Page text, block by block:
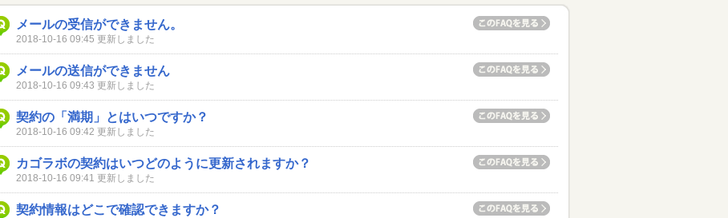
メールの受信ができません。
2018-10-16 09:45 更新しました
メールの送信ができません
2018-10-16 09:43 更新しました
契約の「満期」とはいつですか？
2018-10-16 09:42 更新しました
カゴラボの契約はいつどのように更新されますか？
2018-10-16 09:41 更新しました
契約情報はどこで確認できますか？